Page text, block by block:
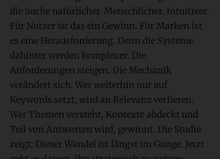
die Suche natürlicher. Menschlicher. Intuitiver.
Für Nutzer ist das ein Gewinn. Für Marken ist
es eine Herausforderung. Denn die Systeme
dahinter werden komplexer. Die
Anforderungen steigen. Die Mechanik
verändert sich. Wer weiterhin nur auf
Keywords setzt, wird an Relevanz verlieren.
Wer Themen versteht, Kontexte abdeckt und
Teil von Antworten wird, gewinnt. Die Studie
zeigt: Dieser Wandel ist längst im Gange. Jetzt